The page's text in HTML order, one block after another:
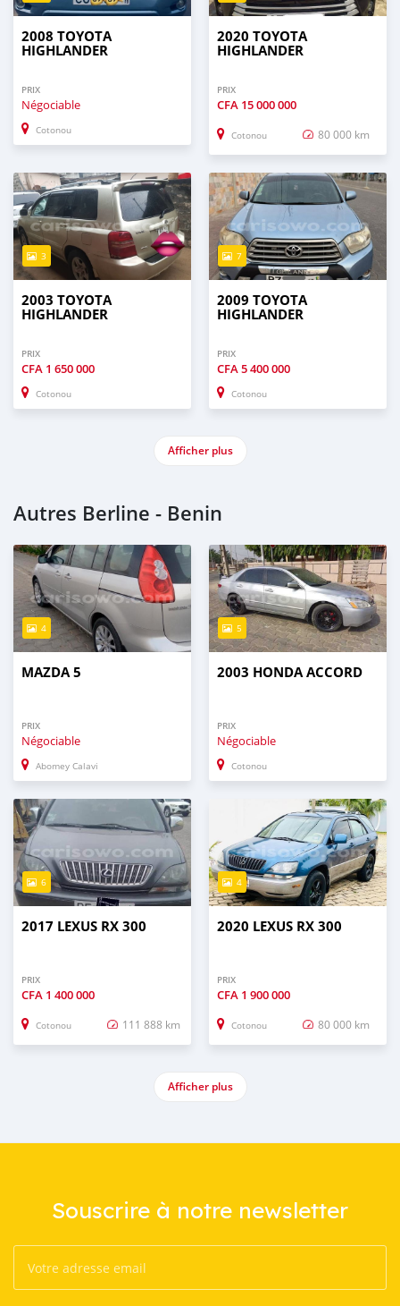
2008 TOYOTA
HIGHLANDER
PRIX
Négociable
Cotonou
2020 TOYOTA
HIGHLANDER
PRIX
CFA 15 000 000
Cotonou 80 000 km
3
2003 TOYOTA
HIGHLANDER
PRIX
CFA 1 650 000
Cotonou
7
2009 TOYOTA
HIGHLANDER
PRIX
CFA5 400 000
Cotonou
Afficher plus
Autres Berline - Benin
4
MAZDA 5
PRIX
Négociable
Abomey Calavi
5
2003 HONDA ACCORD
PRIX
Négociable
Cotonou
6
2017 LEXUS RX 300
PRIX
CFA 1 400 000
Cotonou 111 888 km
4
2020 LEXUS RX 300
PRIX
CFA 1 900 000
Cotonou 80 000 km
Afficher plus
Souscrire à notre newsletter